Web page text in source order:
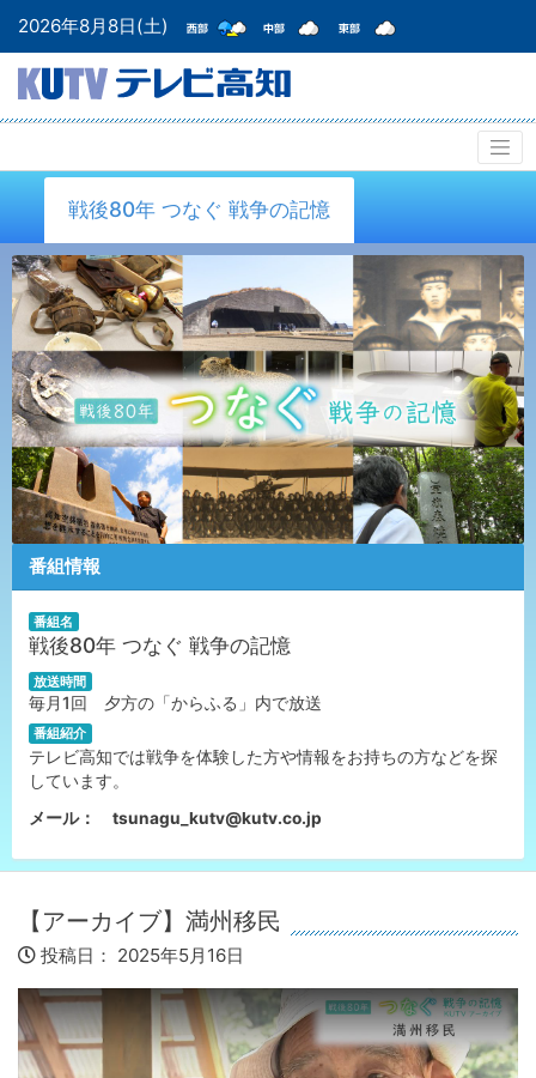
2026年8月8日(土)
戦後80年 つなぐ 戦争の記憶
番組情報
番組名
戦後80年 つなぐ 戦争の記憶
放送時間
毎月1回 夕方の「からふる」内で放送
番組紹介
テレビ高知では戦争を体験した方や情報をお持ちの方などを探
しています。
メール： tsunagu_kutv@kutv.co.jp
【アーカイブ】満州移民
投稿日： 2025年5月16日